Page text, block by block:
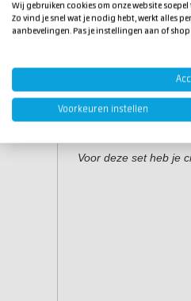
creëer een egale
aanpigmentenom te
Vorm:rond (ook
Materiaal: siliconen
Voor deze set heb je
Wij gebruiken cookies om onze website
Zo vind je snel wat je nodig hebt, werkt alles
aanbevelingen. Pas je instellingen aan of shop
Voorkeuren instellen